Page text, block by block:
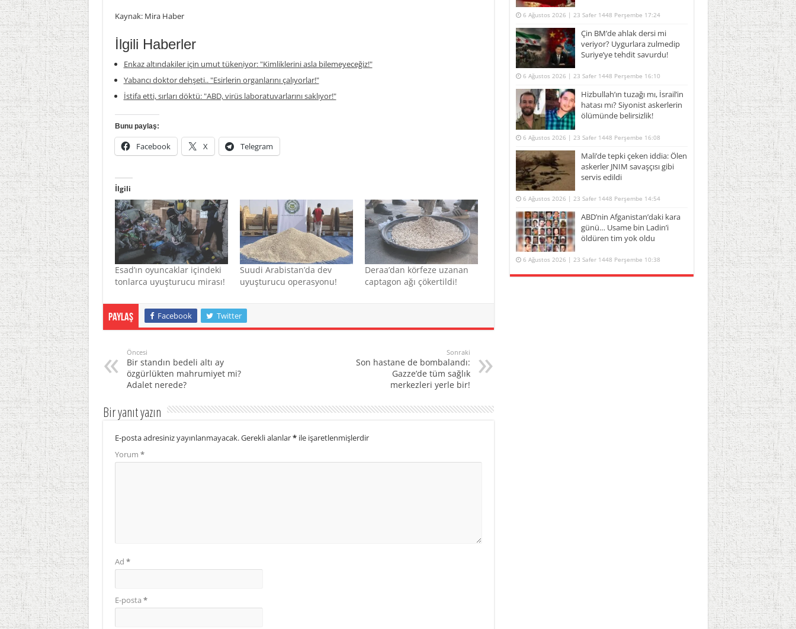
Kaynak: Mira Haber
İlgili Haberler
Enkaz altındakiler için umut tükeniyor: "Kimliklerini asla bilemeyeceğiz!"
Yabancı doktor dehşeti.. "Esirlerin organlarını çalıyorlar!"
İstifa etti, sırları döktü: "ABD, virüs laboratuvarlarını saklıyor!"
Bunu paylaş:
Facebook X Telegram
İlgili
Esad’ın oyuncaklar içindeki
tonlarca uyuşturucu mirası!
Suudi Arabistan’da dev
uyuşturucu operasyonu!
Deraa’dan körfeze uzanan
captagon ağı çökertildi!
Paylaş Facebook Twitter
Öncesi
Bir standın bedeli altı ay
özgürlükten mahrumiyet mi?
Adalet nerede?
Sonraki
Son hastane de bombalandı:
Gazze’de tüm sağlık
merkezleri yerle bir!
Bir yanıt yazın
E-posta adresiniz yayınlanmayacak.Gerekli alanlar*ile işaretlenmişlerdir
Yorum *
Ad *
E-posta *
6 Ağustos 2026 | 23 Safer 1448 Perşembe 17:24
Çin BM’de ahlak dersi mi
veriyor? Uygurlara zulmedip
Suriye’ye tehdit savurdu!
6 Ağustos 2026 | 23 Safer 1448 Perşembe 16:10
Hizbullah’ın tuzağı mı, İsrail’in
hatası mı? Siyonist askerlerin
ölümünde belirsizlik!
6 Ağustos 2026 | 23 Safer 1448 Perşembe 16:08
Mali’de tepki çeken iddia: Ölen
askerler JNIM savaşçısı gibi
servis edildi
6 Ağustos 2026 | 23 Safer 1448 Perşembe 14:54
ABD’nin Afganistan’daki kara
günü… Usame bin Ladin’i
öldüren tim yok oldu
6 Ağustos 2026 | 23 Safer 1448 Perşembe 10:38